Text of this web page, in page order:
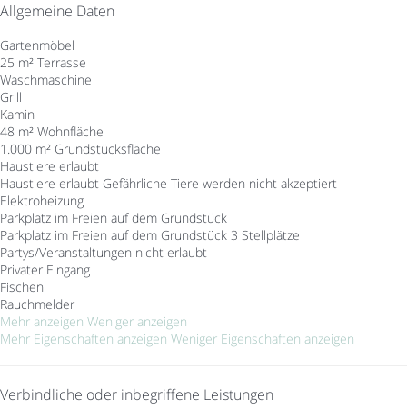
Allgemeine Daten
Gartenmöbel
25 m² Terrasse
Waschmaschine
Grill
Kamin
48 m² Wohnfläche
1.000 m² Grundstücksfläche
Haustiere erlaubt
Haustiere erlaubt Gefährliche Tiere werden nicht akzeptiert
Elektroheizung
Parkplatz im Freien auf dem Grundstück
Parkplatz im Freien auf dem Grundstück 3 Stellplätze
Partys/Veranstaltungen nicht erlaubt
Privater Eingang
Fischen
Rauchmelder
Mehr anzeigen Weniger anzeigen
Mehr Eigenschaften anzeigen Weniger Eigenschaften anzeigen
Verbindliche oder inbegriffene Leistungen